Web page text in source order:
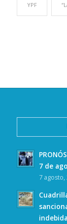
YPF
7 de
7 agosto,